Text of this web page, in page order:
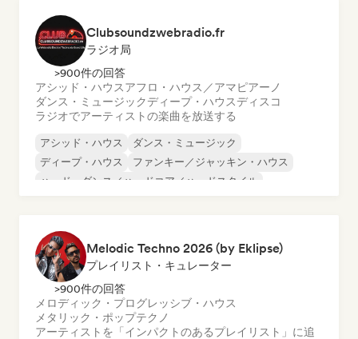
Clubsoundzwebradio.fr
ラジオ局
>900件の回答
アシッド・ハウスアフロ・ハウス／アマピアーノ
ダンス・ミュージックディープ・ハウスディスコ
ラジオでアーティストの楽曲を放送する
アシッド・ハウス
ダンス・ミュージック
ディープ・ハウス
ファンキー／ジャッキン・ハウス
ハード・ダンス／ハードコア／ハードスタイル
Melodic Techno 2026 (by Eklipse)
プレイリスト・キュレーター
>900件の回答
メロディック・プログレッシブ・ハウス
メタリック・ポップテクノ
アーティストを「インパクトのあるプレイリスト」に追